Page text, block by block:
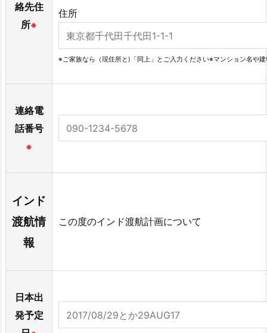
絡先住
所※
住所
※ご家族なら（現住所と)「同上」とご入力ください※マンション名や
連絡電
話番号
※
インド
渡航情
報
この度のインド渡航計画について
日本出
発予定